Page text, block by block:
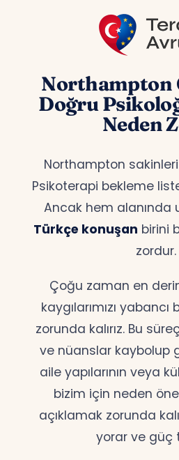
Northampton
Doğru
Neden
Northampton
Psikoterapi bekleme
Ancak hem alanında
Türkçe konuşan birini
zordur.
Çoğu zaman en
kaygılarımızı
zorunda kalırız. Bu
ve nüanslar kaybolup
aile yapılarının veya
bizim için neden
açıklamak zorunda
yorar ve güç